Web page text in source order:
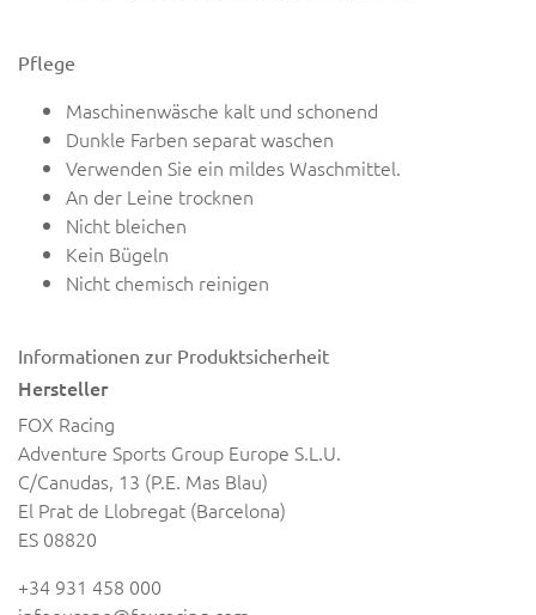
Pflege
Maschinenwäsche kalt und schonend
Dunkle Farben separat waschen
Verwenden Sie ein mildes Waschmittel.
An der Leine trocknen
Nicht bleichen
Kein Bügeln
Nicht chemisch reinigen
Informationen zur Produktsicherheit
Hersteller
FOX Racing
Adventure Sports Group Europe S.L.U.
C/Canudas, 13 (P.E. Mas Blau)
El Prat de Llobregat (Barcelona)
ES 08820
+34 931 458 000